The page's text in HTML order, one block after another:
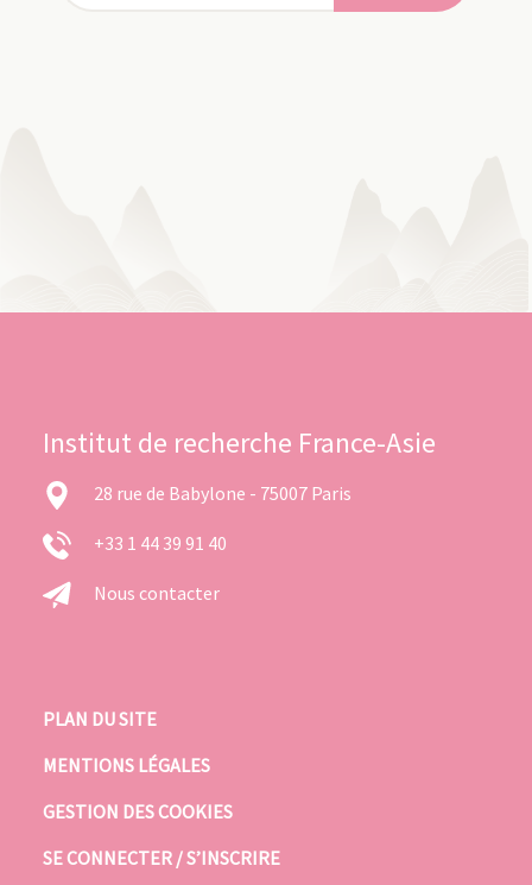
Institut de recherche France-Asie
28 rue de Babylone - 75007 Paris
+33 1 44 39 91 40
Nous contacter
PLAN DU SITE
MENTIONS LÉGALES
GESTION DES COOKIES
SE CONNECTER / S’INSCRIRE